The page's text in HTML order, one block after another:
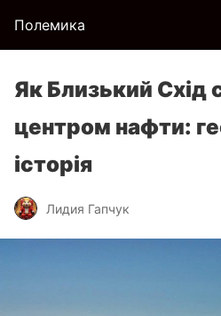
Полемика
Як Близький Схід
центром нафти:
історія
Лидия Гапчук